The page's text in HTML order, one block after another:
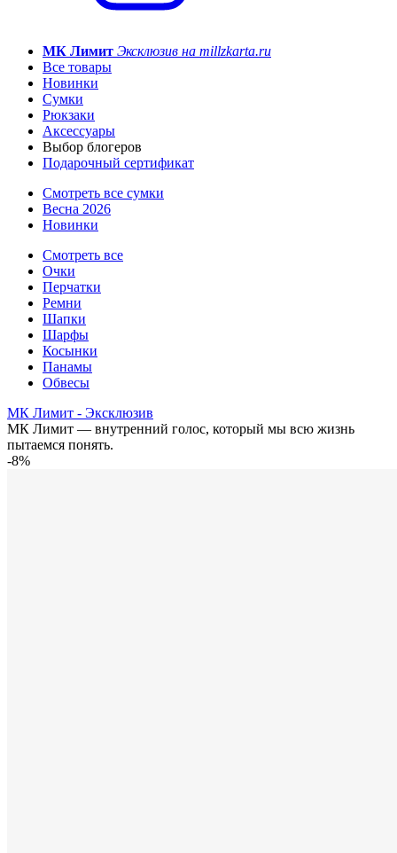
МК Лимит Эксклюзив на millzkarta.ru
Все товары
Новинки
Сумки
Рюкзаки
Аксессуары
Выбор блогеров
Подарочный сертификат
Смотреть все сумки
Весна 2026
Новинки
Смотреть все
Очки
Перчатки
Ремни
Шапки
Шарфы
Косынки
Панамы
Обвесы
МК Лимит - Эксклюзив
МК Лимит — внутренний голос, который мы всю жизнь
пытаемся понять.
-8%